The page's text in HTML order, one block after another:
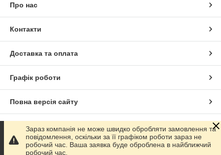
Про нас
Контакти
Доставка та оплата
Графік роботи
Повна версія сайту
Сайт створено на маркетплейсі Prom.ua
Політика конфіденційності
Зараз компанія не може швидко обробляти замовлення та
повідомлення, оскільки за її графіком роботи зараз не
робочий час. Ваша заявка буде оброблена в найближчий
робочий час.